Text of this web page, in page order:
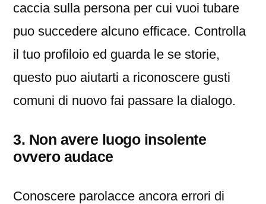
caccia sulla persona per cui vuoi tubare
puo succedere alcuno efficace. Controlla
il tuo profiloio ed guarda le se storie,
questo puo aiutarti a riconoscere gusti
comuni di nuovo fai passare la dialogo.
3. Non avere luogo insolente
ovvero audace
Conoscere parolacce ancora errori di